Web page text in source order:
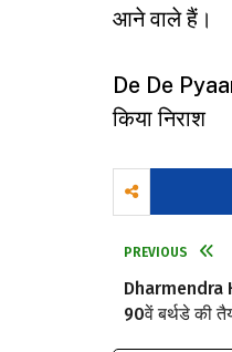
आने वाले हैं।
De De
किया निराश
PREVIOUS
Dharmendra
90वें बर्थडे की